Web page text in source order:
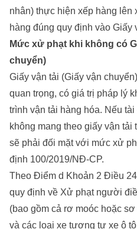
nhân) thực hiện xếp hàng lên
hàng đúng quy định vào Giấy
Mức xử phạt khi không có
chuyển)
Giấy vận tải (Giấy vận
quan trọng, có giá trị pháp lý
trình vận tải hàng hóa. Nếu
không mang theo giấy vận tải
sẽ phải đối mặt với mức xử
định 100/2019/NĐ-CP.
Theo Điểm d Khoản 2 Điều
quy định về Xử phạt người
(bao gồm cả rơ moóc hoặc
và các loại xe tương tự xe ô